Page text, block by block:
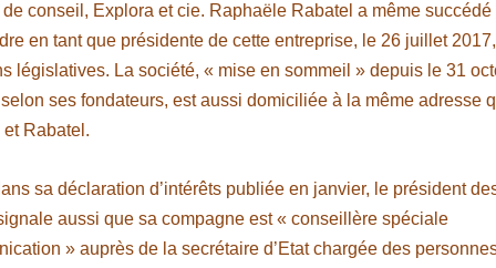
conseil, Explora et cie. Raphaële Rabatel a même
en tant que présidente de cette entreprise, le 26 juillet
législatives. La société, « mise en sommeil » depuis le 31
ses fondateurs, est aussi domiciliée à la même adresse
et Rabatel.
sa déclaration d’intérêts publiée en janvier, le président
aussi que sa compagne est « conseillère spéciale
» auprès de la secrétaire d’Etat chargée des